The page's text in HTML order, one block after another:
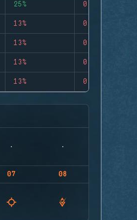
25% 0
13% 0
13% 0
13% 0
13% 0
07 08